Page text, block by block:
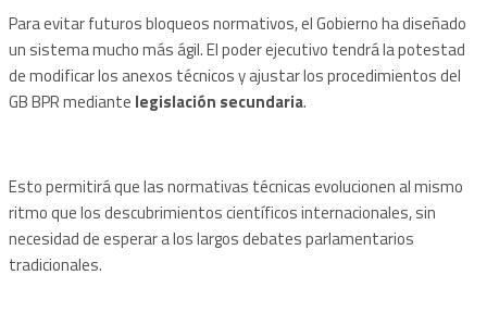
Para evitar futuros bloqueos normativos, el Gobierno ha diseñado
un sistema mucho más ágil. El poder ejecutivo tendrá la potestad
de modificar los anexos técnicos y ajustar los procedimientos del
GB BPR mediante legislación secundaria.
Esto permitirá que las normativas técnicas evolucionen al mismo
ritmo que los descubrimientos científicos internacionales, sin
necesidad de esperar a los largos debates parlamentarios
tradicionales.